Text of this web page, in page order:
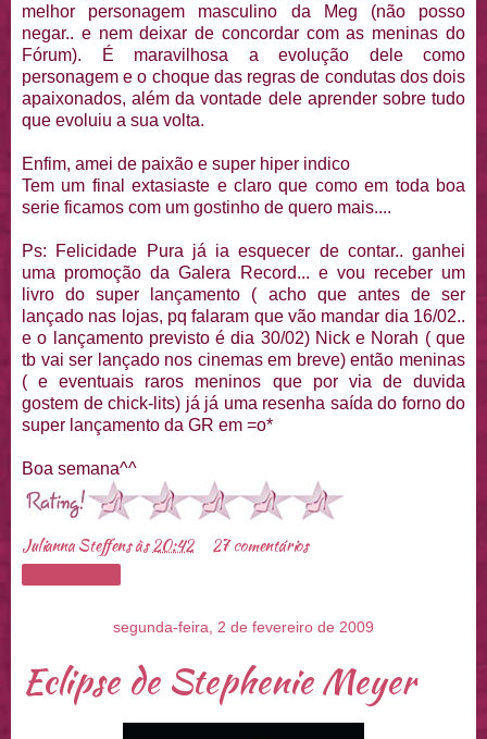
melhor personagem masculino da Meg (não posso
negar.. e nem deixar de concordar com as meninas do
Fórum). É maravilhosa a evolução dele como
personagem e o choque das regras de condutas dos dois
apaixonados, além da vontade dele aprender sobre tudo
que evoluiu a sua volta.
Enfim, amei de paixão e super hiper indico
Tem um final extasiaste e claro que como em toda boa
serie ficamos com um gostinho de quero mais....
Ps: Felicidade Pura já ia esquecer de contar.. ganhei
uma promoção da Galera Record... e vou receber um
livro do super lançamento ( acho que antes de ser
lançado nas lojas, pq falaram que vão mandar dia 16/02..
e o lançamento previsto é dia 30/02) Nick e Norah ( que
tb vai ser lançado nos cinemas em breve) então meninas
( e eventuais raros meninos que por via de duvida
gostem de chick-lits) já já uma resenha saída do forno do
super lançamento da GR em =o*
Boa semana^^
Julianna Steffensàs20:42 27 comentários
segunda-feira, 2 de fevereiro de 2009
Eclipse de Stephenie Meyer